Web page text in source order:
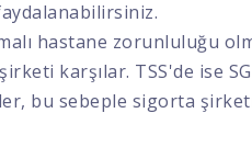
hastane zorunluluğu
karşılar. TSS'de ise
bu sebeple sigorta